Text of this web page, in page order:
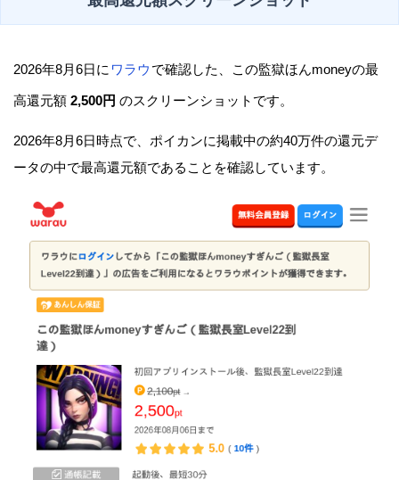
2026年8月6日に ワラウ で確認した、この監獄ほんmoneyの最
高還元額 2,500円 のスクリーンショットです。
2026年8月6日時点で、ポイカンに掲載中の約40万件の還元デ
ータの中で最高還元額であることを確認しています。